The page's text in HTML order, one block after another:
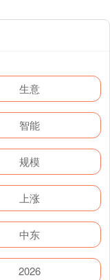
生意
智能
规模
上涨
中东
2026